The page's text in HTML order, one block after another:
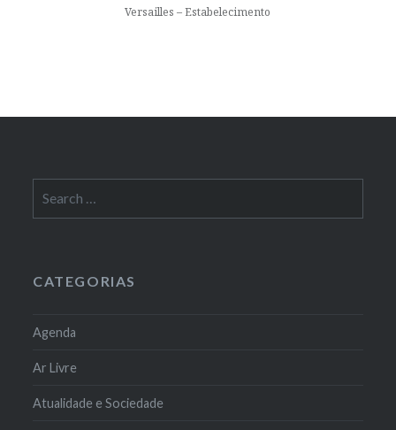
Versailles – Estabelecimento
for:
CATEGORIAS
Agenda
Ar Livre
Atualidade e Sociedade